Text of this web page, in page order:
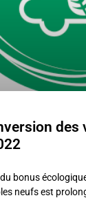
des
bonus
neufs est